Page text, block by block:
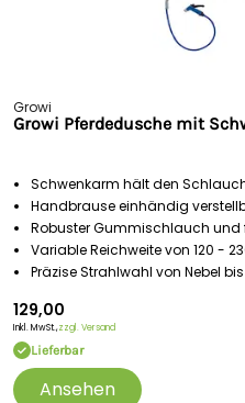
Growi
Growi Pferdedusche mit
Schwenkarm hält den
Handbrause einhändig
Robuster Gummischlauch und
Variable Reichweite von 120 -
Präzise Strahlwahl von Nebel
129,00
Inkl. MwSt.,zzgl. Versand
Lieferbar
Ansehen